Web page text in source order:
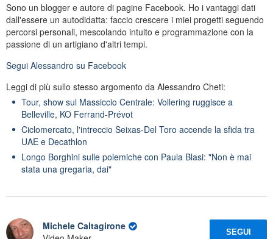
Sono un blogger e autore di pagine Facebook. Ho i vantaggi dati
dall'essere un autodidatta: faccio crescere i miei progetti seguendo
percorsi personali, mescolando intuito e programmazione con la
passione di un artigiano d'altri tempi.
Segui Alessandro su Facebook
Leggi di più sullo stesso argomento da Alessandro Cheti:
Tour, show sul Massiccio Centrale: Vollering ruggisce a
Belleville, KO Ferrand-Prévot
Ciclomercato, l'intreccio Seixas-Del Toro accende la sfida tra
UAE e Decathlon
Longo Borghini sulle polemiche con Paula Blasi: "Non è mai
stata una gregaria, dai"
Michele Caltagirone
SEGUI